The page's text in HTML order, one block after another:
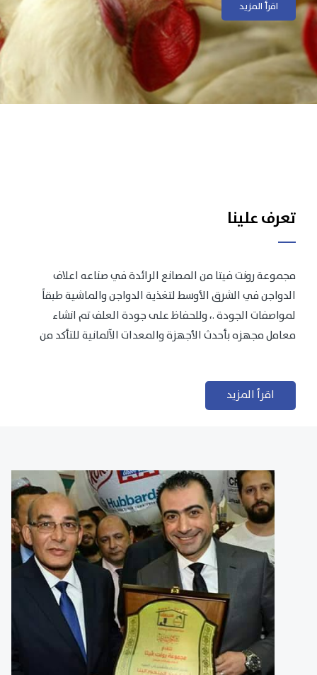
اقرأ المزيداقرأ المزيد
تعرف علينا
مجموعة رونت فيتا من المصانع الرائدة في صناعه اعلاف
الدواجن في الشرق الأوسط لتغذية الدواجن والماشية طبقاً
لمواصفات الجودة .، وللحفاظ على جودة العلف تم انشاء
معامل مجهزه بأحدث الأجهزة والمعدات الآلمانية للتأكد من
اقرأ المزيد